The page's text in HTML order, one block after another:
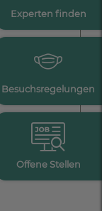
Experten finden
Besuchsregelungen
Offene Stellen